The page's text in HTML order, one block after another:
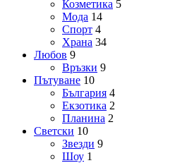
Козметика 5
Мода 14
Спорт 4
Храна 34
Любов 9
Връзки 9
Пътуване 10
България 4
Екзотика 2
Планина 2
Светски 10
Звезди 9
Шоу 1